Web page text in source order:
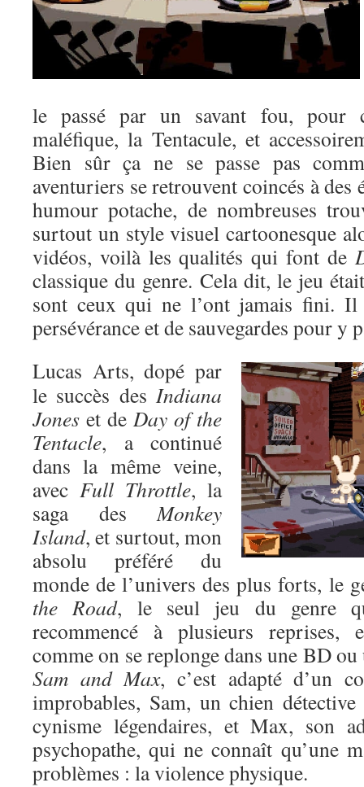
le passé par un savant fou, pour
maléfique, la Tentacule, et
Bien sûr ça ne se passe pas
aventuriers se retrouvent coincés à des
humour potache, de nombreuses
surtout un style visuel cartoonesque
vidéos, voilà les qualités qui font de
classique du genre. Cela dit, le jeu
sont ceux qui ne l’ont jamais fini.
persévérance et de sauvegardes pour y
Lucas Arts, dopé par
le succès des Indiana
Jones et de Day of the
Tentacle, a continué
dans la même veine,
avec Full Throttle, la
saga desMonkey
Island, et surtout, mon
absolu préféré du
monde de l’univers des plus forts, le
the Road, le seul jeu du genre
recommencé à plusieurs reprises,
comme on se replonge dans une BD ou
Sam and Max, c’est adapté d’un
improbables, Sam, un chien
cynisme légendaires, et Max, son
psychopathe, qui ne connaît qu’une
problèmes : la violence physique.